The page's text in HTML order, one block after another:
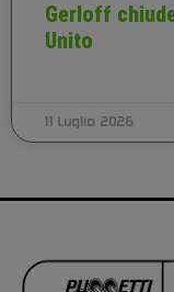
Gerloff
Unito
11 Luglio 2026